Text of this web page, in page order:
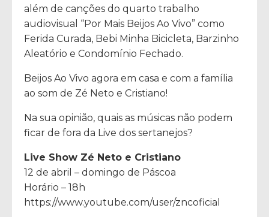
além de canções do quarto trabalho
audiovisual “Por Mais Beijos Ao Vivo” como
Ferida Curada, Bebi Minha Bicicleta, Barzinho
Aleatório e Condomínio Fechado.
Beijos Ao Vivo agora em casa e com a família
ao som de Zé Neto e Cristiano!
Na sua opinião, quais as músicas não podem
ficar de fora da Live dos sertanejos?
Live Show Zé Neto e Cristiano
12 de abril – domingo de Páscoa
Horário – 18h
https://www.youtube.com/user/zncoficial